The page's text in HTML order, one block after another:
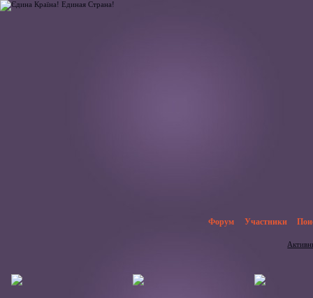
Форум Участники